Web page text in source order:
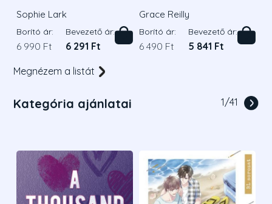
Sophie Lark
Borító ár:
6 990 Ft
Bevezető ár:
6 291 Ft
Grace Reilly
Borító ár:
6 490 Ft
Bevezető ár:
5 841 Ft
Megnézem a listát
Kategória ajánlatai 1/41